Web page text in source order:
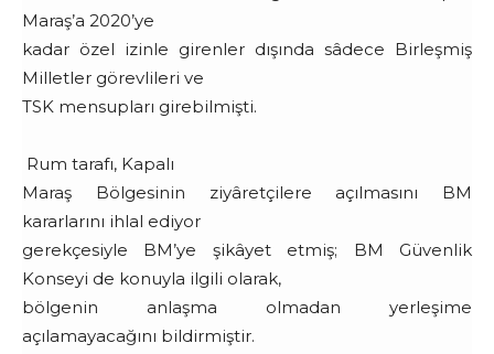
Maraş’a 2020’ye
kadar özel izinle girenler dışında sâdece Birleşmiş
Milletler görevlileri ve
TSK mensupları girebilmişti.
Rum tarafı, Kapalı
Maraş Bölgesinin ziyâretçilere açılmasını BM
kararlarını ihlal ediyor
gerekçesiyle BM’ye şikâyet etmiş; BM Güvenlik
Konseyi de konuyla ilgili olarak,
bölgenin anlaşma olmadan yerleşime
açılamayacağını bildirmiştir.